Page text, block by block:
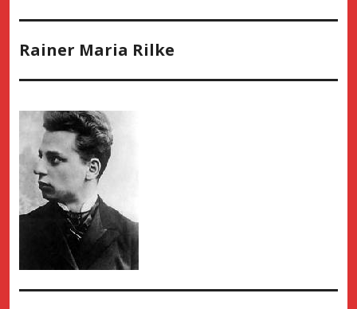
Rainer Maria Rilke